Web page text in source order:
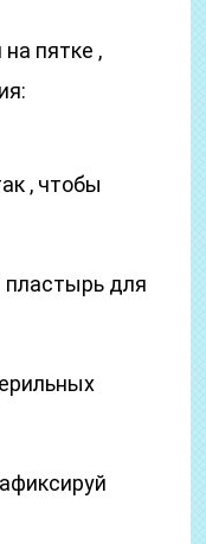
пятке ,
, чтобы
пластырь для